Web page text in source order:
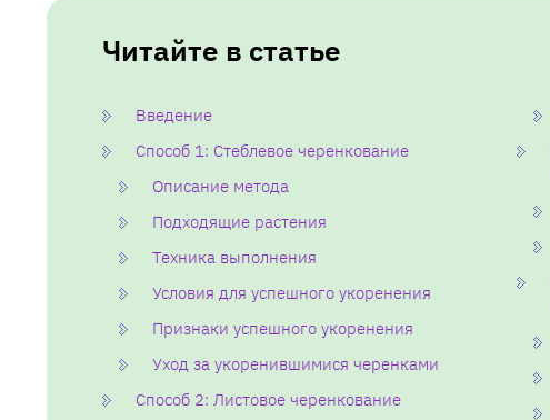
Читайте в статье
Введение
Способ 1: Стеблевое черенкование
Описание метода
Подходящие растения
Техника выполнения
Условия для успешного укоренения
Признаки успешного укоренения
Уход за укоренившимися черенками
Способ 2: Листовое черенкование